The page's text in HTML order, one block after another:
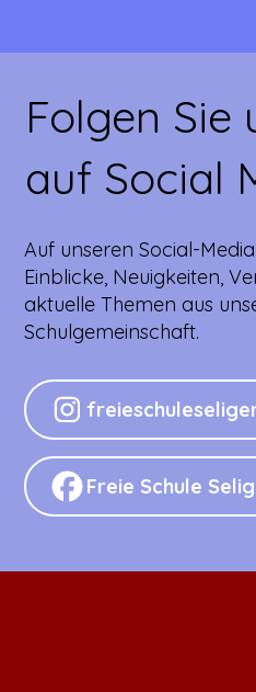
Folgen Sie
auf Social
Auf unseren Social-
Einblicke, Neuigkeiten,
aktuelle Themen aus
Schulgemeinschaft.
Freie Schule